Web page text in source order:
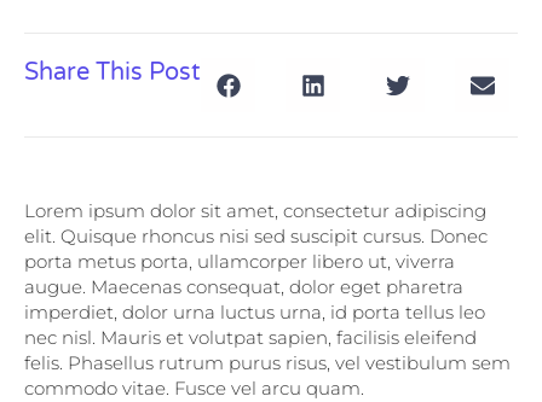
Share This Post
Lorem ipsum dolor sit amet, consectetur adipiscing
elit. Quisque rhoncus nisi sed suscipit cursus. Donec
porta metus porta, ullamcorper libero ut, viverra
augue. Maecenas consequat, dolor eget pharetra
imperdiet, dolor urna luctus urna, id porta tellus leo
nec nisl. Mauris et volutpat sapien, facilisis eleifend
felis. Phasellus rutrum purus risus, vel vestibulum sem
commodo vitae. Fusce vel arcu quam.